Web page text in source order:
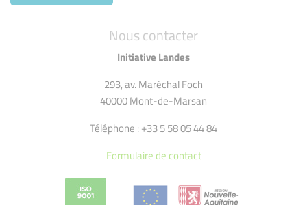
Nous contacter
Initiative Landes
293, av. Maréchal Foch
40000 Mont-de-Marsan
Téléphone : +33 5 58 05 44 84
Formulaire de contact